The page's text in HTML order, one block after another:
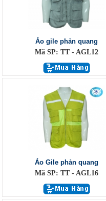
Áo gile phản quang
Mã SP: TT - AGL12
Áo Gile phản quang
Mã SP: TT - AGL16